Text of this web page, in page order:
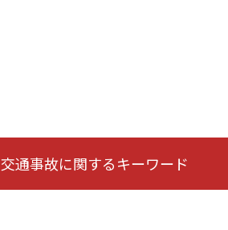
交通事故に関するキーワード